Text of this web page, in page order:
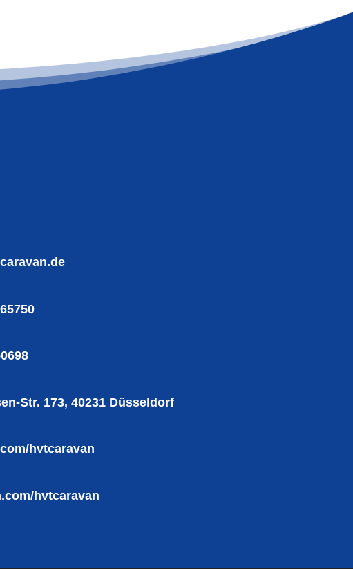
Str. 173, 40231 Düsseldorf
hvtcaravan
hvtcaravan